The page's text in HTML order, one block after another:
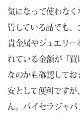
気になって使わな
管している品でも、
貴金属やジュエリー
れている金額が「
なのかも確認して
安として便利です
ん。バイセラジャ